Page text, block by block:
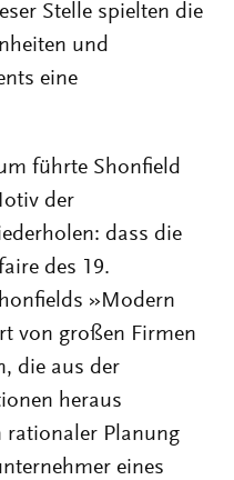
Stelle spielten die
und
eine
führte Shonfield
der
dass die
des 19.
»Modern
von großen Firmen
die aus der
heraus
rationaler Planung
eines